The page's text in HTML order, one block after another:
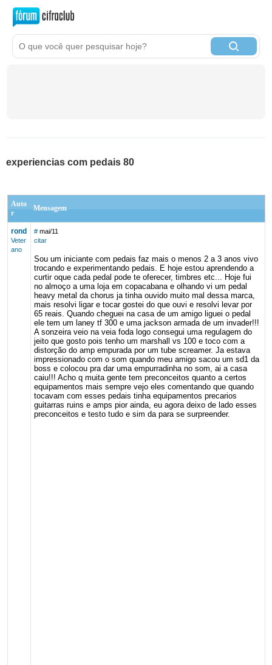
experiencias com pedais 80
Auto
r
Mensagem
rond
Veter
ano
# mai/11
citar
Sou um iniciante com pedais faz mais o menos 2 a 3 anos vivo
trocando e experimentando pedais. E hoje estou aprendendo a
curtir oque cada pedal pode te oferecer, timbres etc... Hoje fui
no almoço a uma loja em copacabana e olhando vi um pedal
heavy metal da chorus ja tinha ouvido muito mal dessa marca,
mais resolvi ligar e tocar gostei do que ouvi e resolvi levar por
65 reais. Quando cheguei na casa de um amigo liguei o pedal
ele tem um laney tf 300 e uma jackson armada de um invader!!!
A sonzeira veio na veia foda logo consegui uma regulagem do
jeito que gosto pois tenho um marshall vs 100 e toco com a
distorção do amp empurada por um tube screamer. Ja estava
impressionado com o som quando meu amigo sacou um sd1 da
boss e colocou pra dar uma empurradinha no som, ai a casa
caiu!!! Acho q muita gente tem preconceitos quanto a certos
equipamentos mais sempre vejo eles comentando que quando
tocavam com esses pedais tinha equipamentos precarios
guitarras ruins e amps pior ainda, eu agora deixo de lado esses
preconceitos e testo tudo e sim da para se surpreender.